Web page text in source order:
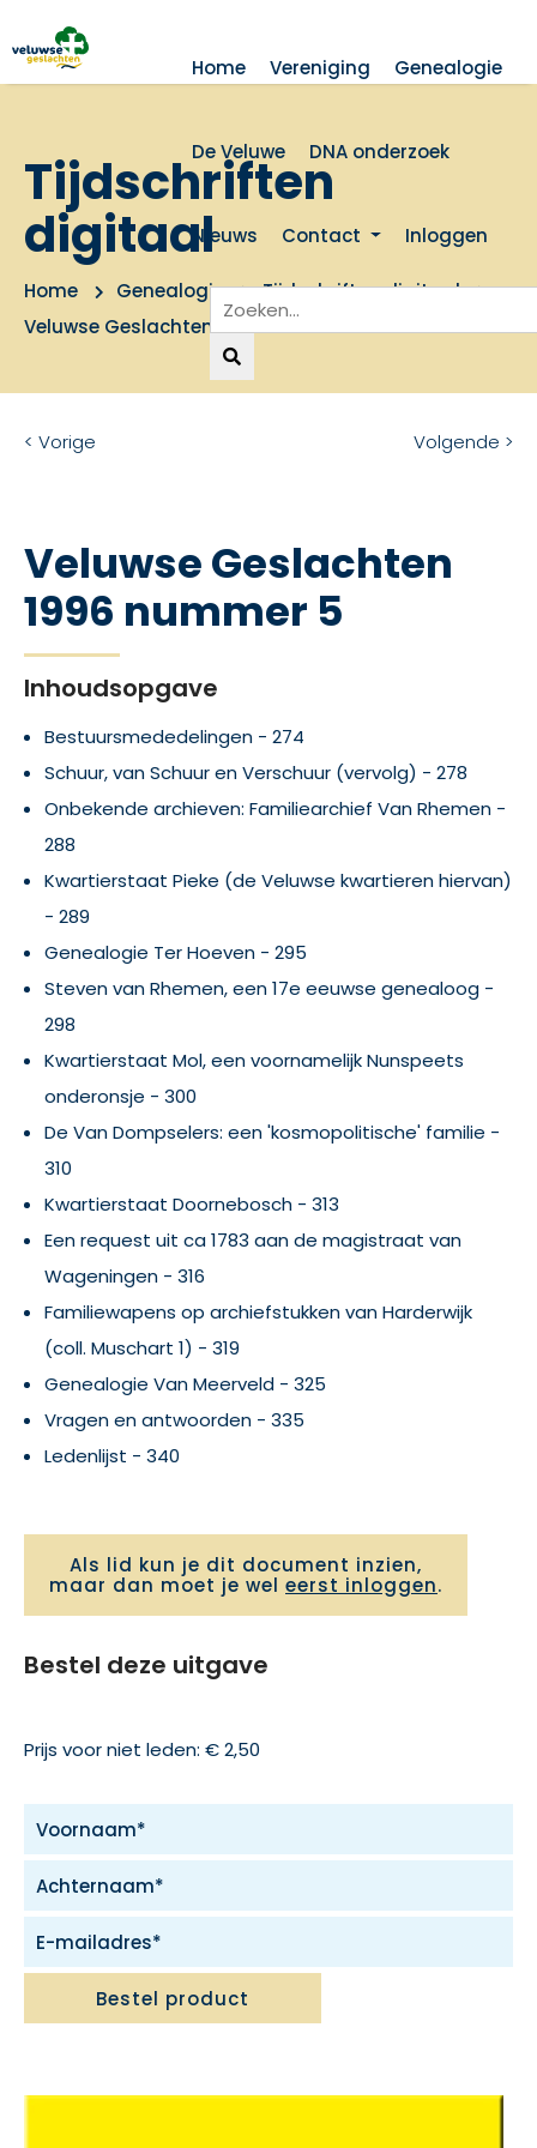
Home Vereniging Genealogie
De Veluwe DNA onderzoek
Nieuws Contact Inloggen
Tijdschriften
digitaal
Home Genealogie
Tijdschriften digitaal
Veluwse Geslachten 1996 nummer 5
< Vorige Volgende >
Veluwse Geslachten
1996 nummer 5
Inhoudsopgave
Bestuursmededelingen - 274
Schuur, van Schuur en Verschuur (vervolg) - 278
Onbekende archieven: Familiearchief Van Rhemen -
288
Kwartierstaat Pieke (de Veluwse kwartieren hiervan)
- 289
Genealogie Ter Hoeven - 295
Steven van Rhemen, een 17e eeuwse genealoog -
298
Kwartierstaat Mol, een voornamelijk Nunspeets
onderonsje - 300
De Van Dompselers: een 'kosmopolitische' familie -
310
Kwartierstaat Doornebosch - 313
Een request uit ca 1783 aan de magistraat van
Wageningen - 316
Familiewapens op archiefstukken van Harderwijk
(coll. Muschart 1) - 319
Genealogie Van Meerveld - 325
Vragen en antwoorden - 335
Ledenlijst - 340
Als lid kun je dit document inzien,
maar dan moet je wel eerst inloggen.
Bestel deze uitgave
Prijs voor niet leden: € 2,50
Bestel product